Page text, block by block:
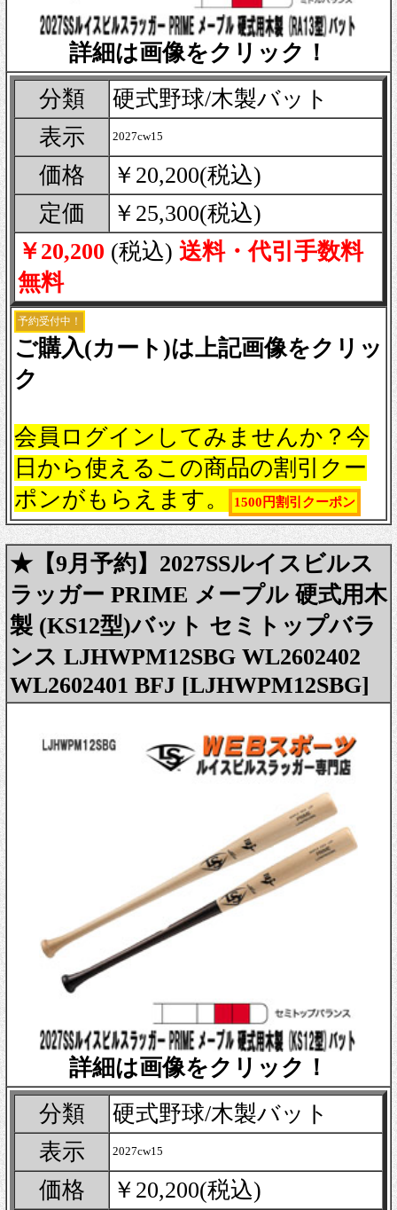
詳細は画像をクリック！
分類
硬式野球/木製バット
表示
2027cw15
価格
￥20,200(税込)
定価
￥25,300(税込)
￥20,200 (税込) 送料・代引手数料
無料
予約受付中！
ご購入(カート)は上記画像をクリッ
ク
会員ログインしてみませんか？今
日から使えるこの商品の割引クー
ポンがもらえます。
1500円割引クーポン
★【9月予約】2027SSルイスビルス
ラッガー PRIME メープル 硬式用木
製 (KS12型)バット セミトップバラ
ンス LJHWPM12SBG WL2602402
WL2602401 BFJ [LJHWPM12SBG]
詳細は画像をクリック！
分類
硬式野球/木製バット
表示
2027cw15
価格 ￥20,200(税込)